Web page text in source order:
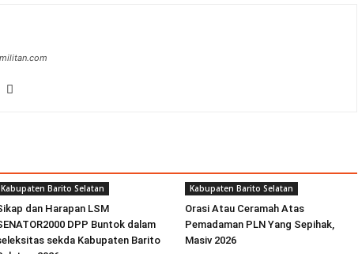
Kabupaten Barito Selatan
dan Harapan LSM
DPP Buntok dalam
sekda Kabupaten Barito
Kabupaten Barito Selatan
Orasi Atau Ceramah Atas
Pemadaman PLN Yang Sepihak,
Masiv 2026